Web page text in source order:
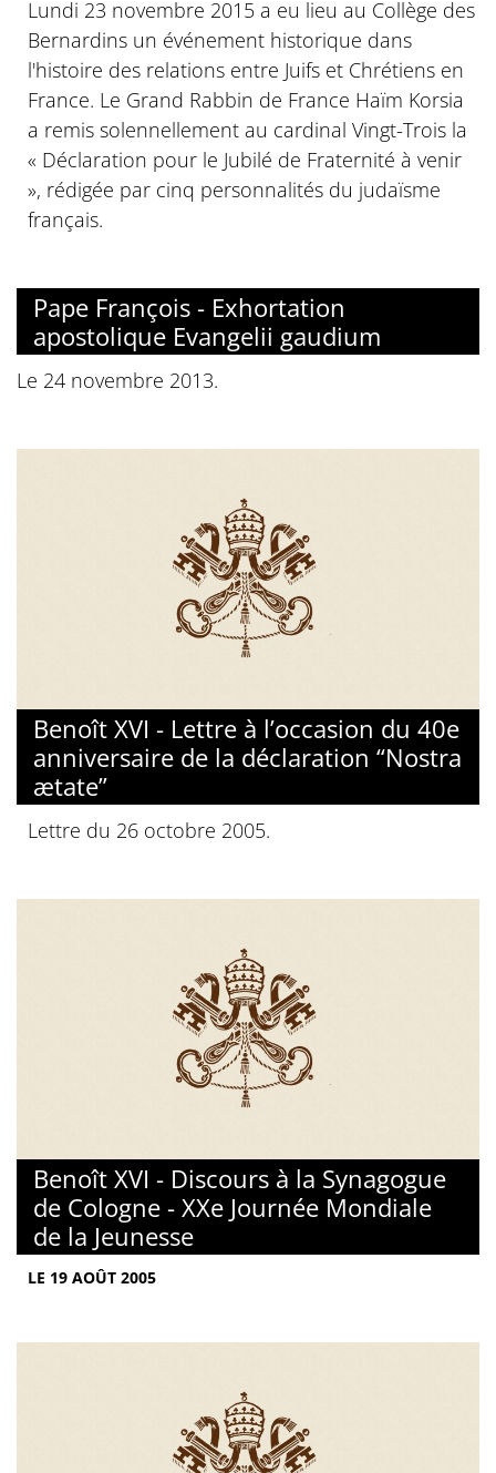
Lundi 23 novembre 2015 a eu lieu au Collège des
Bernardins un événement historique dans
l'histoire des relations entre Juifs et Chrétiens en
France. Le Grand Rabbin de France Haïm Korsia
a remis solennellement au cardinal Vingt-Trois la
« Déclaration pour le Jubilé de Fraternité à venir
», rédigée par cinq personnalités du judaïsme
français.
Pape François - Exhortation
apostolique Evangelii gaudium
Le 24 novembre 2013.
Benoît XVI - Lettre à l’occasion du 40e
anniversaire de la déclaration “Nostra
ætate”
Lettre du 26 octobre 2005.
Benoît XVI - Discours à la Synagogue
de Cologne - XXe Journée Mondiale
de la Jeunesse
LE 19 AOÛT 2005